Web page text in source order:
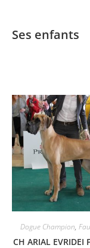
Ses enfants
Dogue Champion,
CH ARIAL EVRIDEI